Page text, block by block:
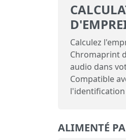
Calculez
Chromaprint
audio dans
Compatible
l'identification
ALIMENTÉ